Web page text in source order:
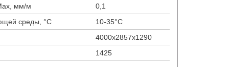
мм/м
0,1
среды, °С
10-35°С
4000х2857х1290
1425